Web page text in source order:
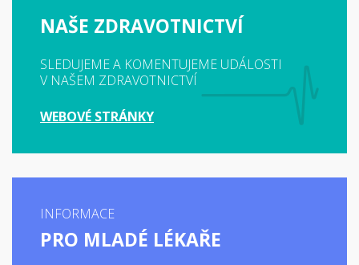
NAŠE ZDRAVOTNICTVÍ
SLEDUJEME A KOMENTUJEME UDÁLOSTI
V NAŠEM ZDRAVOTNICTVÍ
WEBOVÉ STRÁNKY
INFORMACE
PRO MLADÉ LÉKAŘE